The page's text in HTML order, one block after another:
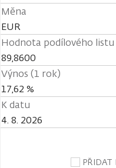
Měna
EUR
Hodnota podílového listu
89,8600
Výnos (1 rok)
17,62 %
K datu
4. 8. 2026
PŘIDAT